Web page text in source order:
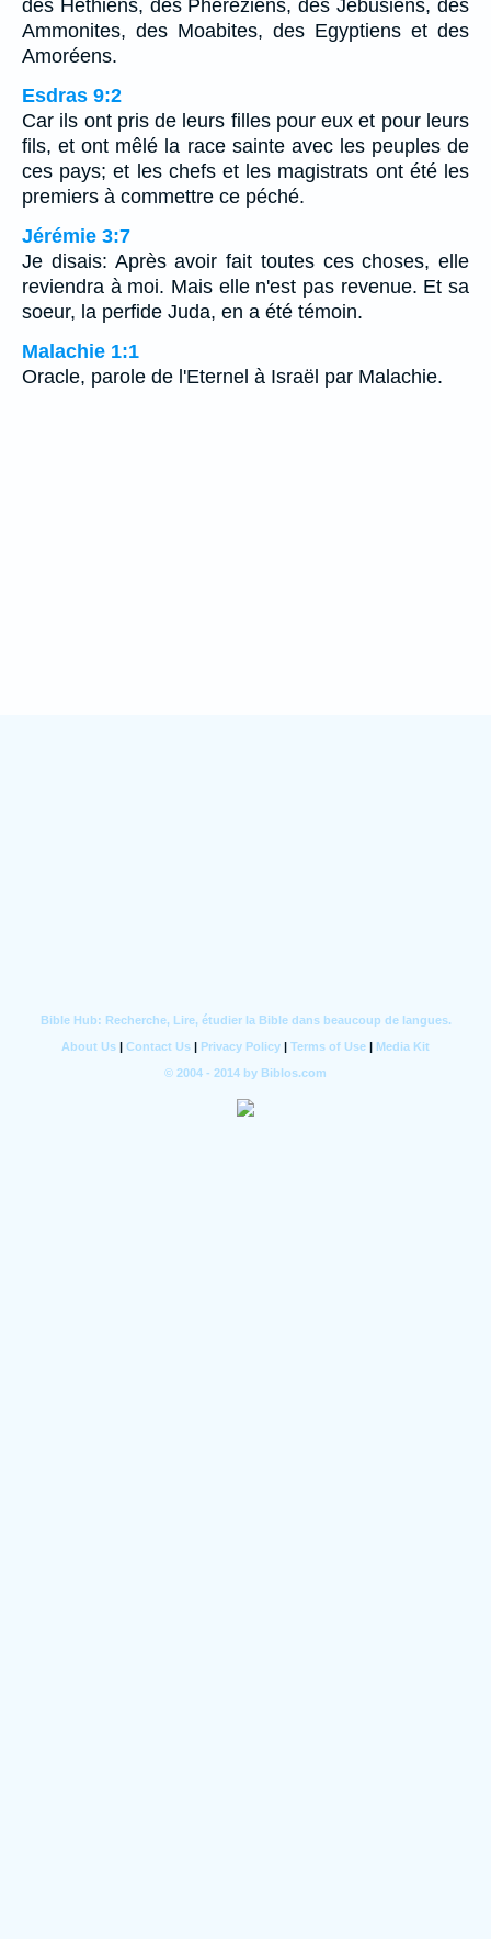
des Héthiens, des Phéréziens, des Jébusiens, des
Ammonites, des Moabites, des Egyptiens et des
Amoréens.
Esdras 9:2
Car ils ont pris de leurs filles pour eux et pour leurs
fils, et ont mêlé la race sainte avec les peuples de
ces pays; et les chefs et les magistrats ont été les
premiers à commettre ce péché.
Jérémie 3:7
Je disais: Après avoir fait toutes ces choses, elle
reviendra à moi. Mais elle n'est pas revenue. Et sa
soeur, la perfide Juda, en a été témoin.
Malachie 1:1
Oracle, parole de l'Eternel à Israël par Malachie.